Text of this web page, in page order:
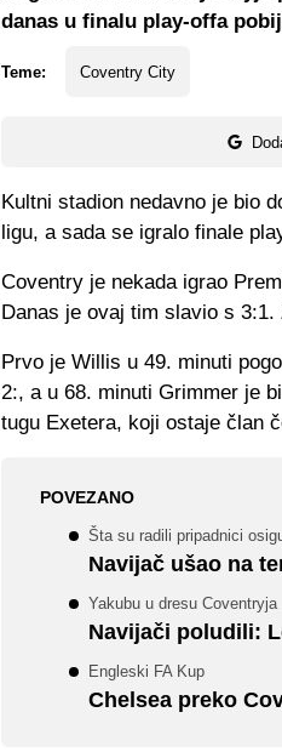
Teme: Coventry City
danas u finalu play-offa
Kultni stadion nedavno je bio
ligu, a sada se igralo finale
Coventry je nekada igrao
Danas je ovaj tim slavio s
Prvo je Willis u 49. minuti
2:, a u 68. minuti Grimmer je
tugu Exetera, koji ostaje član
POVEZANO
Šta su radili pripadnici
Navijač ušao na
Yakubu u dresu Coventryja
Navijači poludili:
Engleski FA Kup
Chelsea preko